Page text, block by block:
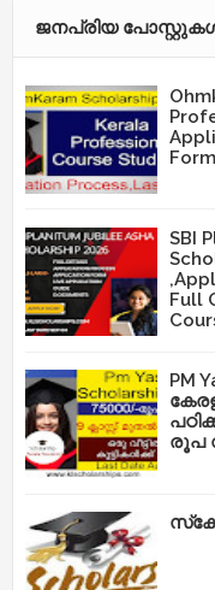
ജനപ്രിയ
SBI
Full
PM
രൂപ